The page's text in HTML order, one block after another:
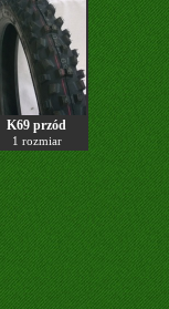
K69 przód
1 rozmiar